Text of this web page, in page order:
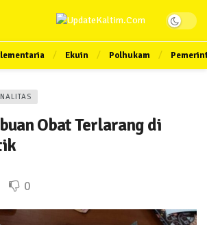
Ekuin Polhukam
Obat Terlarang di
0